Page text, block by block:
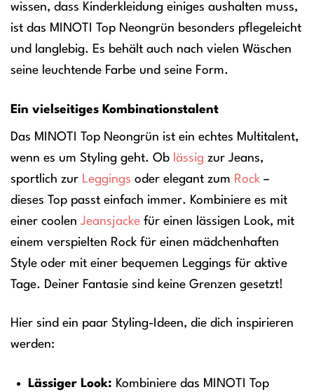
wissen, dass Kinderkleidung einiges aushalten muss,
ist das MINOTI Top Neongrün besonders pflegeleicht
und langlebig. Es behält auch nach vielen Wäschen
seine leuchtende Farbe und seine Form.
Ein vielseitiges Kombinationstalent
Das MINOTI Top Neongrün ist ein echtes Multitalent,
wenn es um Styling geht. Ob lässig zur Jeans,
sportlich zur Leggings oder elegant zum Rock –
dieses Top passt einfach immer. Kombiniere es mit
einer coolen Jeansjacke für einen lässigen Look, mit
einem verspielten Rock für einen mädchenhaften
Style oder mit einer bequemen Leggings für aktive
Tage. Deiner Fantasie sind keine Grenzen gesetzt!
Hier sind ein paar Styling-Ideen, die dich inspirieren
werden:
Lässiger Look: Kombiniere das MINOTI Top